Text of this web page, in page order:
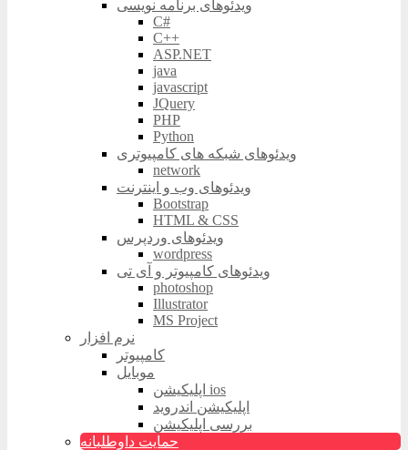
ویدئوهای برنامه نویسی
C#
C++
ASP.NET
java
javascript
JQuery
PHP
Python
ویدئوهای شبکه های کامپیوتری
network
ویدئوهای وب و اینترنت
Bootstrap
HTML & CSS
ویدئوهای وردپرس
wordpress
ویدئوهای کامپیوتر و آی تی
photoshop
Illustrator
MS Project
نرم افزار
کامپیوتر
موبایل
اپلیکیشن ios
اپلیکیشن اندروید
بررسی اپلیکیشن
حمایت داوطلبانه